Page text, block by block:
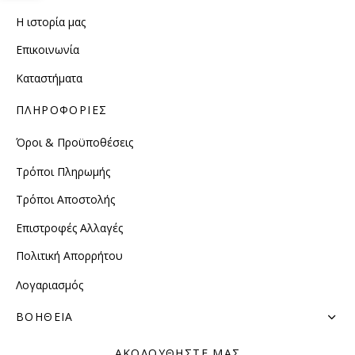
Η ιστορία μας
Επικοινωνία
Καταστήματα
ΠΛΗΡΟΦΟΡΙΕΣ
Όροι & Προϋποθέσεις
Τρόποι Πληρωμής
Τρόποι Αποστολής
Επιστροφές Αλλαγές
Πολιτική Απορρήτου
Λογαριασμός
ΒΟΗΘΕΙΑ